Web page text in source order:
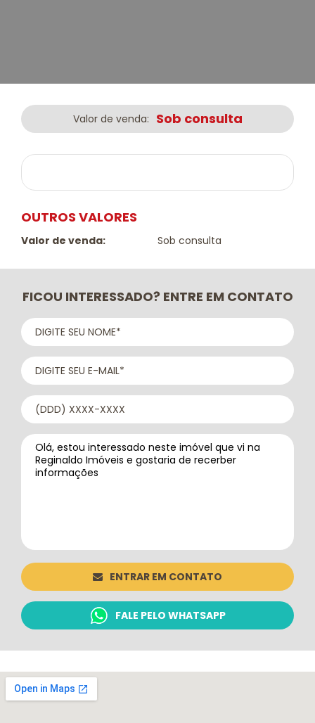
Valor de venda: Sob consulta
OUTROS VALORES
Valor de venda: Sob consulta
FICOU INTERESSADO? ENTRE EM CONTATO
ENTRAR EM CONTATO
FALE PELO WHATSAPP